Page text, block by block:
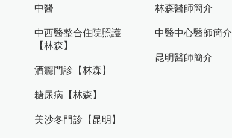
中醫
中西醫整合住院照護
【林森】
酒癮門診【林森】
糖尿病【林森】
美沙冬門診【昆明】
林森醫師簡介
中醫中心醫師簡介
昆明醫師簡介